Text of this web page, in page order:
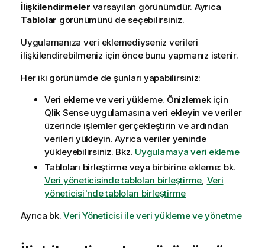
İlişkilendirmeler varsayılan görünümdür. Ayrıca
Tablolar görünümünü de seçebilirsiniz.
Uygulamanıza veri eklemediyseniz verileri
ilişkilendirebilmeniz için önce bunu yapmanız istenir.
Her iki görünümde de şunları yapabilirsiniz:
Veri ekleme ve veri yükleme. Önizlemek için
Qlik Senseuygulamasına veri ekleyin ve veriler
üzerinde işlemler gerçekleştirin ve ardından
verileri yükleyin. Ayrıca veriler yeninde
yükleyebilirsiniz. Bkz. Uygulamaya veri ekleme
Tabloları birleştirme veya birbirine ekleme: bk.
Veri yöneticisinde tabloları birleştirme, Veri
yöneticisi'nde tabloları birleştirme
Ayrıca bk.Veri Yöneticisi ile veri yükleme ve yönetme